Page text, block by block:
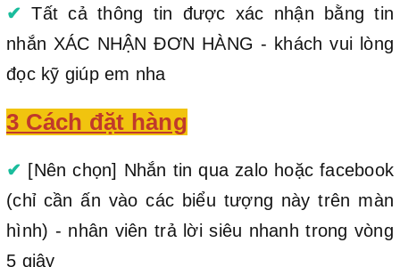
✔ Tất cả thông tin được xác nhận bằng tin
nhắn XÁC NHẬN ĐƠN HÀNG - khách vui lòng
đọc kỹ giúp em nha
3 Cách đặt hàng
✔ [Nên chọn] Nhắn tin qua zalo hoặc facebook
(chỉ cần ấn vào các biểu tượng này trên màn
hình) - nhân viên trả lời siêu nhanh trong vòng
5 giây